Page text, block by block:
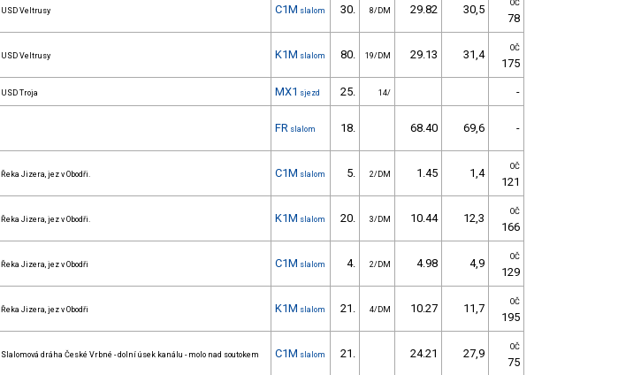
USD Veltrusy C1M slalom 30. 8/DM 29.82 30,5 OČ
78
USD Veltrusy K1M slalom 80. 19/DM 29.13 31,4 OČ
175
USD Troja MX1 sjezd 25. 14/ -
FR slalom 18. 68.40 69,6 -
Řeka Jizera, jez v Obodři. C1M slalom 5. 2/DM 1.45 1,4 OČ
121
Řeka Jizera, jez v Obodři. K1M slalom 20. 3/DM 10.44 12,3 OČ
166
Řeka Jizera, jez v Obodři C1M slalom 4. 2/DM 4.98 4,9 OČ
129
Řeka Jizera, jez v Obodři K1M slalom 21. 4/DM 10.27 11,7 OČ
195
Slalomová dráha České Vrbné - dolní úsek kanálu - molo nad soutokem C1M slalom 21. 24.21 27,9 OČ
75